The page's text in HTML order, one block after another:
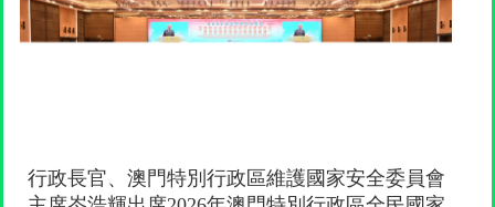
行政長官、澳門特別行政區維護國家安全委員會